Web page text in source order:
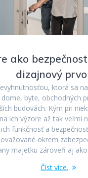
ako
dizajnový
ktorá sa
byte, obchodných
budovách. Kým pri
ich výzore až tak veľmi
funkčnosť a
okrem
majetku zároveň aj
Číst více.